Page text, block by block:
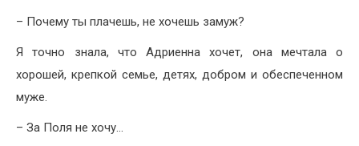
– Почему ты плачешь, не хочешь замуж?
Я точно знала, что Адриенна хочет, она мечтала о
хорошей, крепкой семье, детях, добром и обеспеченном
муже.
– За Поля не хочу…